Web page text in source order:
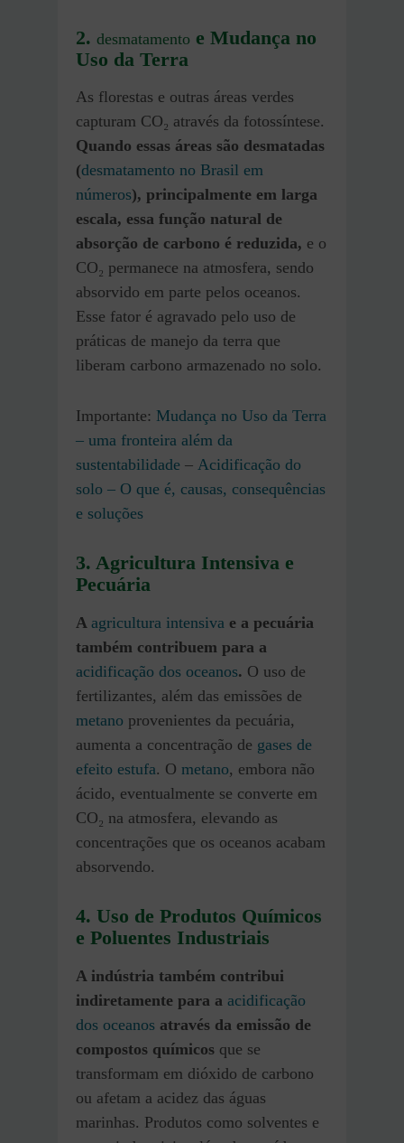
2. desmatamento e Mudança no
Uso da Terra
As florestas e outras áreas verdes
capturam CO₂ através da fotossíntese.
Quando essas áreas são desmatadas
(desmatamento no Brasil em
números), principalmente em larga
escala, essa função natural de
absorção de carbono é reduzida, e o
CO₂ permanece na atmosfera, sendo
absorvido em parte pelos oceanos.
Esse fator é agravado pelo uso de
práticas de manejo da terra que
liberam carbono armazenado no solo.
Importante: Mudança no Uso da Terra
– uma fronteira além da
sustentabilidade – Acidificação do
solo – O que é, causas, consequências
e soluções
3. Agricultura Intensiva e
Pecuária
A agricultura intensiva e a pecuária
também contribuem para a
acidificação dos oceanos. O uso de
fertilizantes, além das emissões de
metano provenientes da pecuária,
aumenta a concentração de gases de
efeito estufa. O metano, embora não
ácido, eventualmente se converte em
CO₂ na atmosfera, elevando as
concentrações que os oceanos acabam
absorvendo.
4. Uso de Produtos Químicos
e Poluentes Industriais
A indústria também contribui
indiretamente para a acidificação
dos oceanos através da emissão de
compostos químicos que se
transformam em dióxido de carbono
ou afetam a acidez das águas
marinhas. Produtos como solventes e